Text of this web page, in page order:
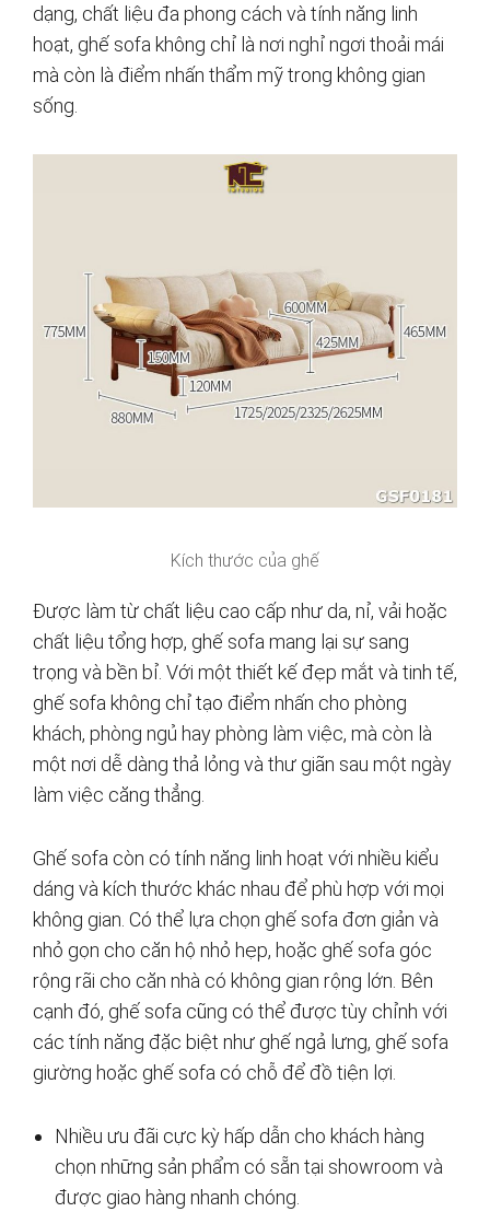
dạng, chất liệu đa phong cách và tính năng linh
hoạt, ghế sofa không chỉ là nơi nghỉ ngơi thoải mái
mà còn là điểm nhấn thẩm mỹ trong không gian
sống.
Kích thước của ghế
Được làm từ chất liệu cao cấp như da, nỉ, vải hoặc
chất liệu tổng hợp, ghế sofa mang lại sự sang
trọng và bền bỉ. Với một thiết kế đẹp mắt và tinh tế,
ghế sofa không chỉ tạo điểm nhấn cho phòng
khách, phòng ngủ hay phòng làm việc, mà còn là
một nơi dễ dàng thả lỏng và thư giãn sau một ngày
làm việc căng thẳng.
Ghế sofa còn có tính năng linh hoạt với nhiều kiểu
dáng và kích thước khác nhau để phù hợp với mọi
không gian. Có thể lựa chọn ghế sofa đơn giản và
nhỏ gọn cho căn hộ nhỏ hẹp, hoặc ghế sofa góc
rộng rãi cho căn nhà có không gian rộng lớn. Bên
cạnh đó, ghế sofa cũng có thể được tùy chỉnh với
các tính năng đặc biệt như ghế ngả lưng, ghế sofa
giường hoặc ghế sofa có chỗ để đồ tiện lợi.
Nhiều ưu đãi cực kỳ hấp dẫn cho khách hàng
chọn những sản phẩm có sẵn tại showroom và
được giao hàng nhanh chóng.